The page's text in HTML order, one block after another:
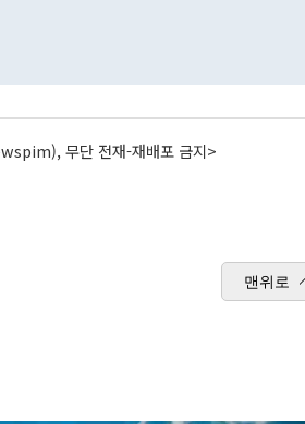
무단 전재-재배포 금지>
맨위로